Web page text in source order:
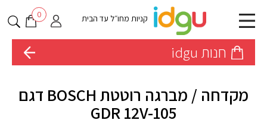
קניות מחו״ל עד הבית 0
חנות idgu
מקדחה / מברגה רוטטת BOSCH דגם
GDR 12V-105